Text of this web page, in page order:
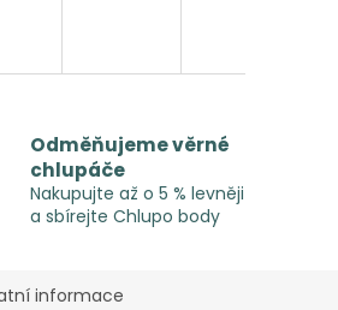
Odměňujeme věrné
chlupáče
Nakupujte až o 5 % levněji
a sbírejte Chlupo body
informace